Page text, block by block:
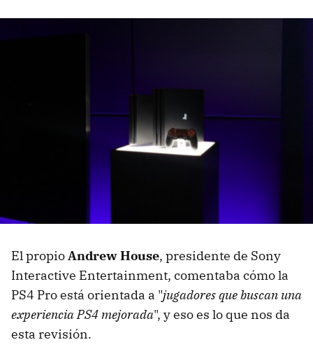
El propioAndrew House, presidente de Sony
Interactive Entertainment, comentaba cómo la
PS4 Pro está orientada a "jugadores que buscan una
experiencia PS4 mejorada", y eso es lo que nos da
esta revisión.